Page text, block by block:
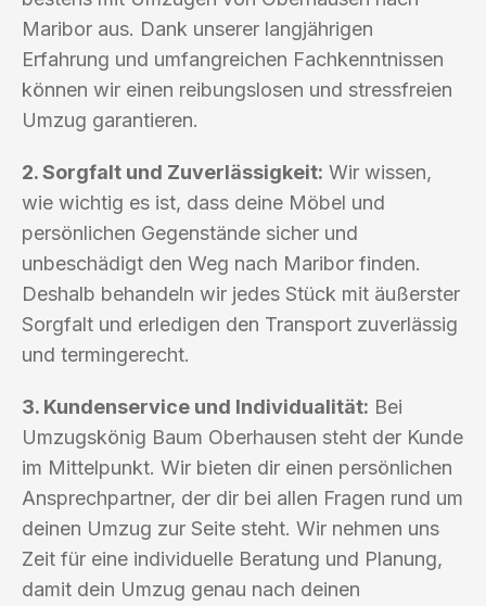
Maribor aus. Dank unserer langjährigen
Erfahrung und umfangreichen Fachkenntnissen
können wir einen reibungslosen und stressfreien
Umzug garantieren.
2. Sorgfalt und Zuverlässigkeit: Wir wissen,
wie wichtig es ist, dass deine Möbel und
persönlichen Gegenstände sicher und
unbeschädigt den Weg nach Maribor finden.
Deshalb behandeln wir jedes Stück mit äußerster
Sorgfalt und erledigen den Transport zuverlässig
und termingerecht.
3. Kundenservice und Individualität: Bei
Umzugskönig Baum Oberhausen steht der Kunde
im Mittelpunkt. Wir bieten dir einen persönlichen
Ansprechpartner, der dir bei allen Fragen rund um
deinen Umzug zur Seite steht. Wir nehmen uns
Zeit für eine individuelle Beratung und Planung,
damit dein Umzug genau nach deinen